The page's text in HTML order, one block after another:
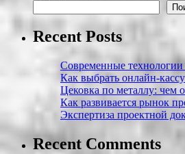
Recent Posts
Современные технологии
Как выбрать онлайн-
Цековка по металлу: чем
Как развивается рынок
Экспертиза проектной
Recent Comments